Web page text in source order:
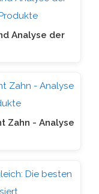
Analyse der
Zahn - Analyse